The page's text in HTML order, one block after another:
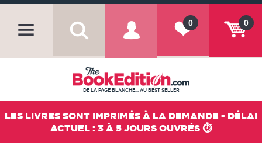
0
0
DE LA PAGE BLANCHE... AU BEST SELLER
LES LIVRES SONT IMPRIMÉS À LA DEMANDE - DÉLAI
ACTUEL : 3 À 5 JOURS OUVRÉS ⏱️